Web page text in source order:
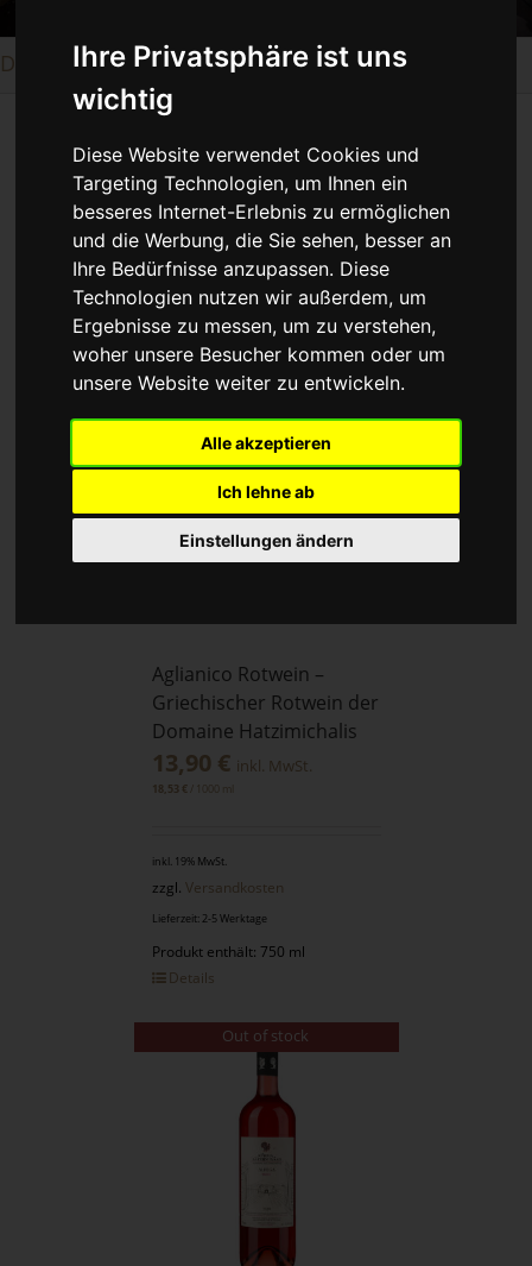
Ihre Privatsphäre ist uns
wichtig
Diese Website verwendet Cookies und
Targeting Technologien, um Ihnen ein
besseres Internet-Erlebnis zu ermöglichen
und die Werbung, die Sie sehen, besser an
Ihre Bedürfnisse anzupassen. Diese
Technologien nutzen wir außerdem, um
Ergebnisse zu messen, um zu verstehen,
woher unsere Besucher kommen oder um
unsere Website weiter zu entwickeln.
Alle akzeptieren
Ich lehne ab
Einstellungen ändern
Domaine Hatzimichalis aus Atalanti
Domaine Hatzimichalis aus Atalanti
Out of stock
Aglianico Rotwein –
Griechischer Rotwein der
Domaine Hatzimichalis
13,90 € inkl. MwSt.
18,53 €/ 1000
inkl. 19% MwSt.
zzgl. Versandkosten
Lieferzeit: 2-5 Werktage
Produkt enthält: 750 ml
Details
Out of stock